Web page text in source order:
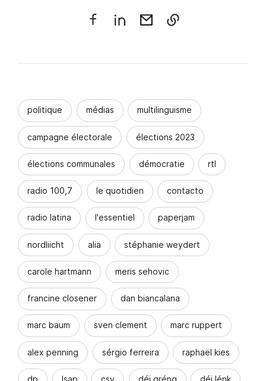
politique médias multilinguisme
campagne électorale élections 2023
élections communales démocratie rtl
radio 100,7 le quotidien contacto
radio latina l'essentiel paperjam
nordliicht alia stéphanie weydert
carole hartmann meris sehovic
francine closener dan biancalana
marc baum sven clement marc ruppert
alex penning sérgio ferreira raphaël kies
dp lsap csv déi gréng déi lénk